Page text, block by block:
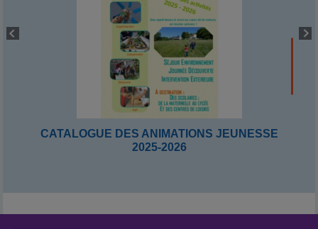
CATALOGUE DES ANIMATIONS JEUNESSE
2025-2026